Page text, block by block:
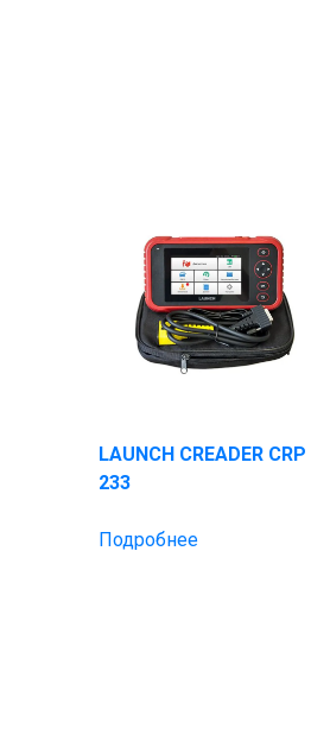
LAUNCH CREADER CRP
233
Подробнее